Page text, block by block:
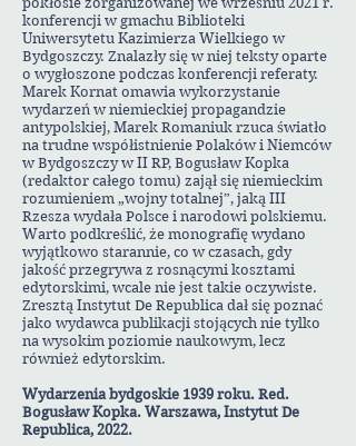
konferencji w gmachu Biblioteki
Uniwersytetu Kazimierza Wielkiego w
Bydgoszczy. Znalazły się w niej teksty oparte
o wygłoszone podczas konferencji referaty.
Marek Kornat omawia wykorzystanie
wydarzeń w niemieckiej propagandzie
antypolskiej, Marek Romaniuk rzuca światło
na trudne współistnienie Polaków i Niemców
w Bydgoszczy w II RP, Bogusław Kopka
(redaktor całego tomu) zajął się niemieckim
rozumieniem „wojny totalnej”, jaką III
Rzesza wydała Polsce i narodowi polskiemu.
Warto podkreślić, że monografię wydano
wyjątkowo starannie, co w czasach, gdy
jakość przegrywa z rosnącymi kosztami
edytorskimi, wcale nie jest takie oczywiste.
Zresztą Instytut De Republica dał się poznać
jako wydawca publikacji stojących nie tylko
na wysokim poziomie naukowym, lecz
również edytorskim.
Wydarzenia bydgoskie 1939 roku. Red.
Bogusław Kopka. Warszawa, Instytut De
Republica, 2022.